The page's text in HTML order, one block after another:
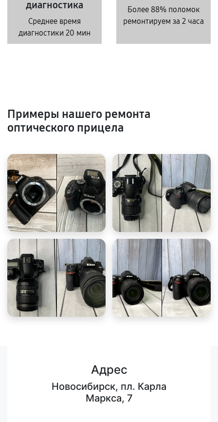
диагностика
Среднее время
диагностики 20 мин
Более 88% поломок
ремонтируем за 2 часа
Примеры нашего ремонта
оптического прицела
Адрес
Новосибирск, пл. Карла
Маркса, 7